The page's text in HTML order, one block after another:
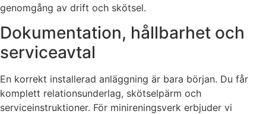
genomgång av drift och skötsel.
Dokumentation, hållbarhet och
serviceavtal
En korrekt installerad anläggning är bara början. Du får
komplett relationsunderlag, skötselpärm och
serviceinstruktioner. För minireningsverk erbjuder vi